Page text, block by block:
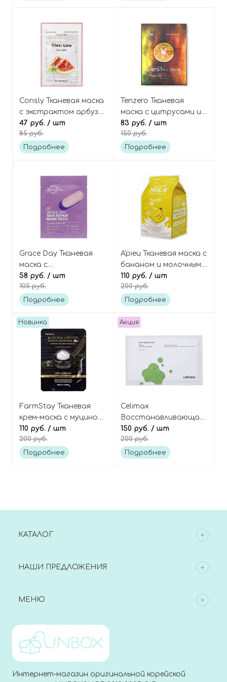
Consly Тканевая маска
с экстрактом арбуза,
Clear Line Nature Gift
Watermelon Mask
Sheet
47 руб. / шт
85 руб.
Подробнее
Tenzero Тканевая
маска с цитрусами и
витамином С, Glow
Ampoule Green
Tangerine Mask
83 руб. / шт
150 руб.
Подробнее
Grace Day Тканевая
маска с
мадекассосидом
восстанавливающая,
Skin Repair Mask Pack
58 руб. / шт
105 руб.
Подробнее
A'pieu Тканевая маска с
бананом и молочными
протеинами Milk one-
pack banana
110 руб. / шт
200 руб.
Подробнее
Новинка
FarmStay Тканевая
крем-маска с муцином
чёрной улитки и
пептидами, Black
Snail & Peptide9 Perfect
110 руб. / шт
200 руб.
Подробнее
Акция
Celimax
Восстанавливающая
тканевая маска с
экстрактом плодов
нони, The Real Noni
150 руб. / шт
200 руб.
Подробнее
КАТАЛОГ
НАШИ ПРЕДЛОЖЕНИЯ
МЕНЮ
Интернет-магазин оригинальной корейской